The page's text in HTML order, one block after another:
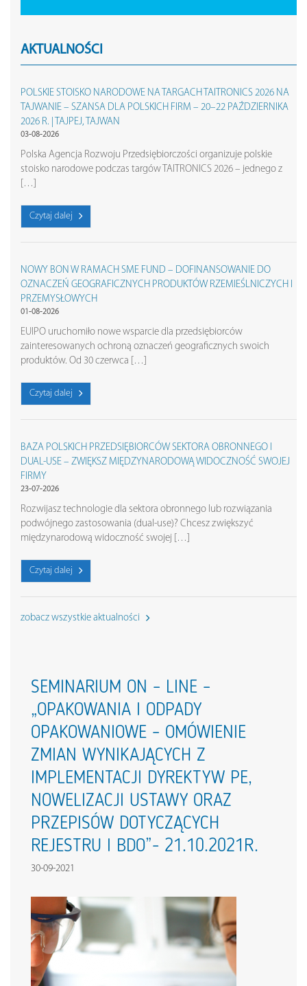
AKTUALNOŚCI
POLSKIE STOISKO NARODOWE NA TARGACH TAITRONICS 2026 NA
TAJWANIE – SZANSA DLA POLSKICH FIRM – 20–22 PAŹDZIERNIKA
2026 R. | TAJPEJ, TAJWAN
03-08-2026
Polska Agencja Rozwoju Przedsiębiorczości organizuje polskie
stoisko narodowe podczas targów TAITRONICS 2026 – jednego z
[…]
Czytaj dalej
NOWY BON W RAMACH SME FUND – DOFINANSOWANIE DO
OZNACZEŃ GEOGRAFICZNYCH PRODUKTÓW RZEMIEŚLNICZYCH I
PRZEMYSŁOWYCH
01-08-2026
EUIPO uruchomiło nowe wsparcie dla przedsiębiorców
zainteresowanych ochroną oznaczeń geograficznych swoich
produktów. Od 30 czerwca […]
Czytaj dalej
BAZA POLSKICH PRZEDSIĘBIORCÓW SEKTORA OBRONNEGO I
DUAL-USE – ZWIĘKSZ MIĘDZYNARODOWĄ WIDOCZNOŚĆ SWOJEJ
FIRMY
23-07-2026
Rozwijasz technologie dla sektora obronnego lub rozwiązania
podwójnego zastosowania (dual-use)? Chcesz zwiększyć
międzynarodową widoczność swojej […]
Czytaj dalej
zobacz wszystkie aktualności
SEMINARIUM ON – LINE –
„OPAKOWANIA I ODPADY
OPAKOWANIOWE – OMÓWIENIE
ZMIAN WYNIKAJĄCYCH Z
IMPLEMENTACJI DYREKTYW PE,
NOWELIZACJI USTAWY ORAZ
PRZEPISÓW DOTYCZĄCYCH
REJESTRU I BDO”- 21.10.2021R.
30-09-2021